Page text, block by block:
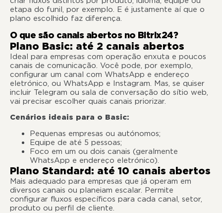
etapa do funil, por exemplo. E é justamente aí que o
plano escolhido faz diferença.
O que são canais abertos no Bitrix24?
Plano Basic: até 2 canais abertos
Ideal para empresas com operação enxuta e poucos
canais de comunicação. Você pode, por exemplo,
configurar um canal com WhatsApp e endereço
eletrónico, ou WhatsApp e Instagram. Mas, se quiser
incluir Telegram ou sala de conversação do sítio web,
vai precisar escolher quais canais priorizar.
Cenários ideais para o Basic:
Pequenas empresas ou autónomos;
Equipe de até 5 pessoas;
Foco em um ou dois canais (geralmente
WhatsApp e endereço eletrónico).
Plano Standard: até 10 canais abertos
Mais adequado para empresas que já operam em
diversos canais ou planeiam escalar. Permite
configurar fluxos específicos para cada canal, setor,
produto ou perfil de cliente.